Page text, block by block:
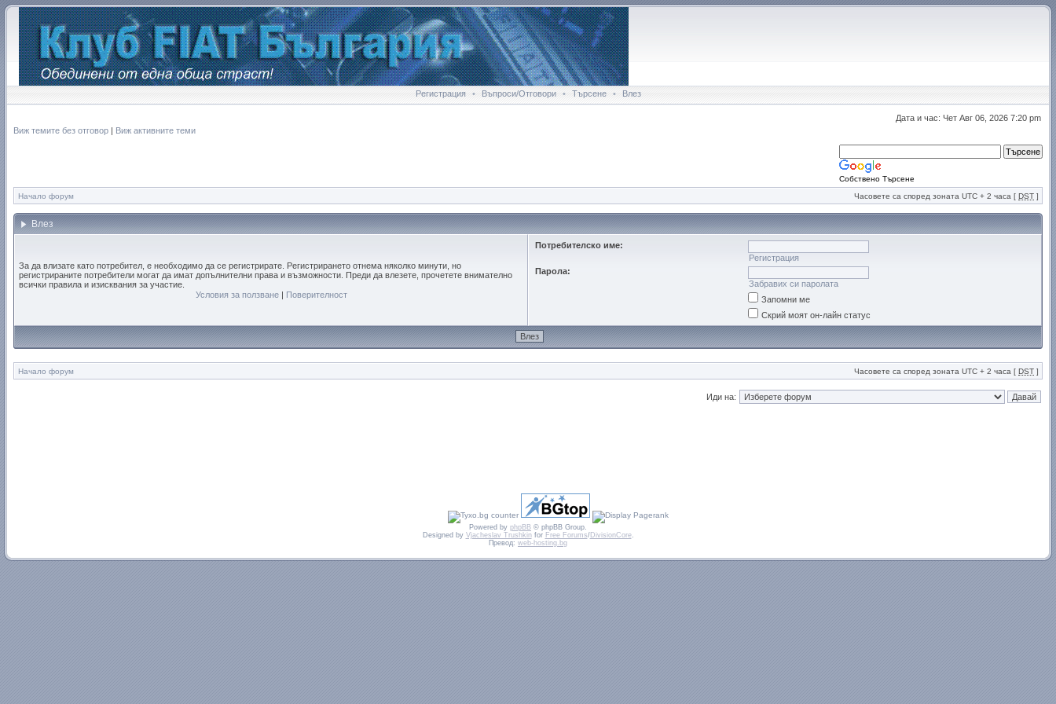
Регистрация • Въпроси/Отговори • Търсене • Влез
Дата и час: Чет Авг 06, 2026 7:20 pm
Виж темите без отговор | Виж активните теми
Собствено Търсене
Начало форум
Часовете са според зоната UTC + 2 часа [ DST ]
Влез
За да влизате като потребител, е необходимо да се регистрирате. Регистрирането отнема няколко минути, но
регистрираните потребители могат да имат допълнителни права и възможности. Преди да влезете, прочетете внимателно
всички правила и изисквания за участие.
Условия за ползване| Поверителност
Потребителско име:
Регистрация
Парола:
Забравих си паролата
Запомни ме
Скрий моят он-лайн статус
Начало форум Часовете са според зоната UTC + 2 часа [ DST ]
Иди на:
Powered by phpBB © phpBB Group.
Designed by Vjacheslav Trushkinfor Free Forums/DivisionCore.
Превод: web-hosting.bg